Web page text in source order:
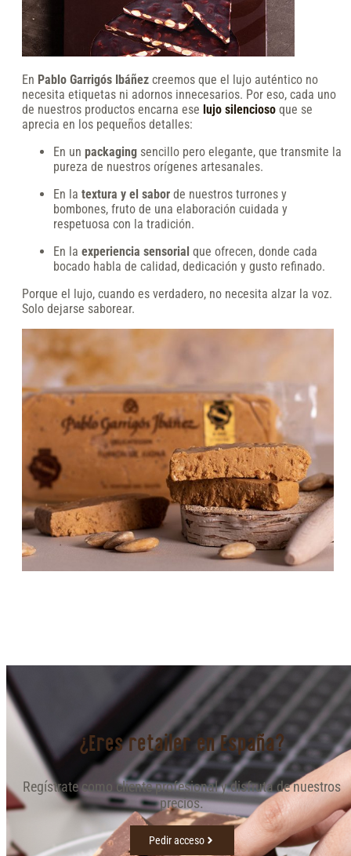
En Pablo Garrigós Ibáñez creemos que el lujo auténtico no
necesita etiquetas ni adornos innecesarios. Por eso, cada uno
de nuestros productos encarna ese lujo silencioso que se
aprecia en los pequeños detalles:
En un packaging sencillo pero elegante, que transmite la
pureza de nuestros orígenes artesanales.
En la textura y el sabor de nuestros turrones y
bombones, fruto de una elaboración cuidada y
respetuosa con la tradición.
En la experiencia sensorial que ofrecen, donde cada
bocado habla de calidad, dedicación y gusto refinado.
Porque el lujo, cuando es verdadero, no necesita alzar la voz.
Solo dejarse saborear.
¿Eres retailer en España?
Regístrate como cliente profesional y disfruta de nuestros
precios.
Pedir acceso